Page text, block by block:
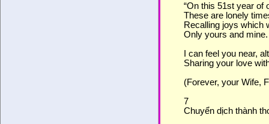
“On this 51st year of
These are lonely
Recalling joys which
Only yours and mine.
I can feel you near,
Sharing your love
(Forever, your Wife,
7
Chuyển dịch thành